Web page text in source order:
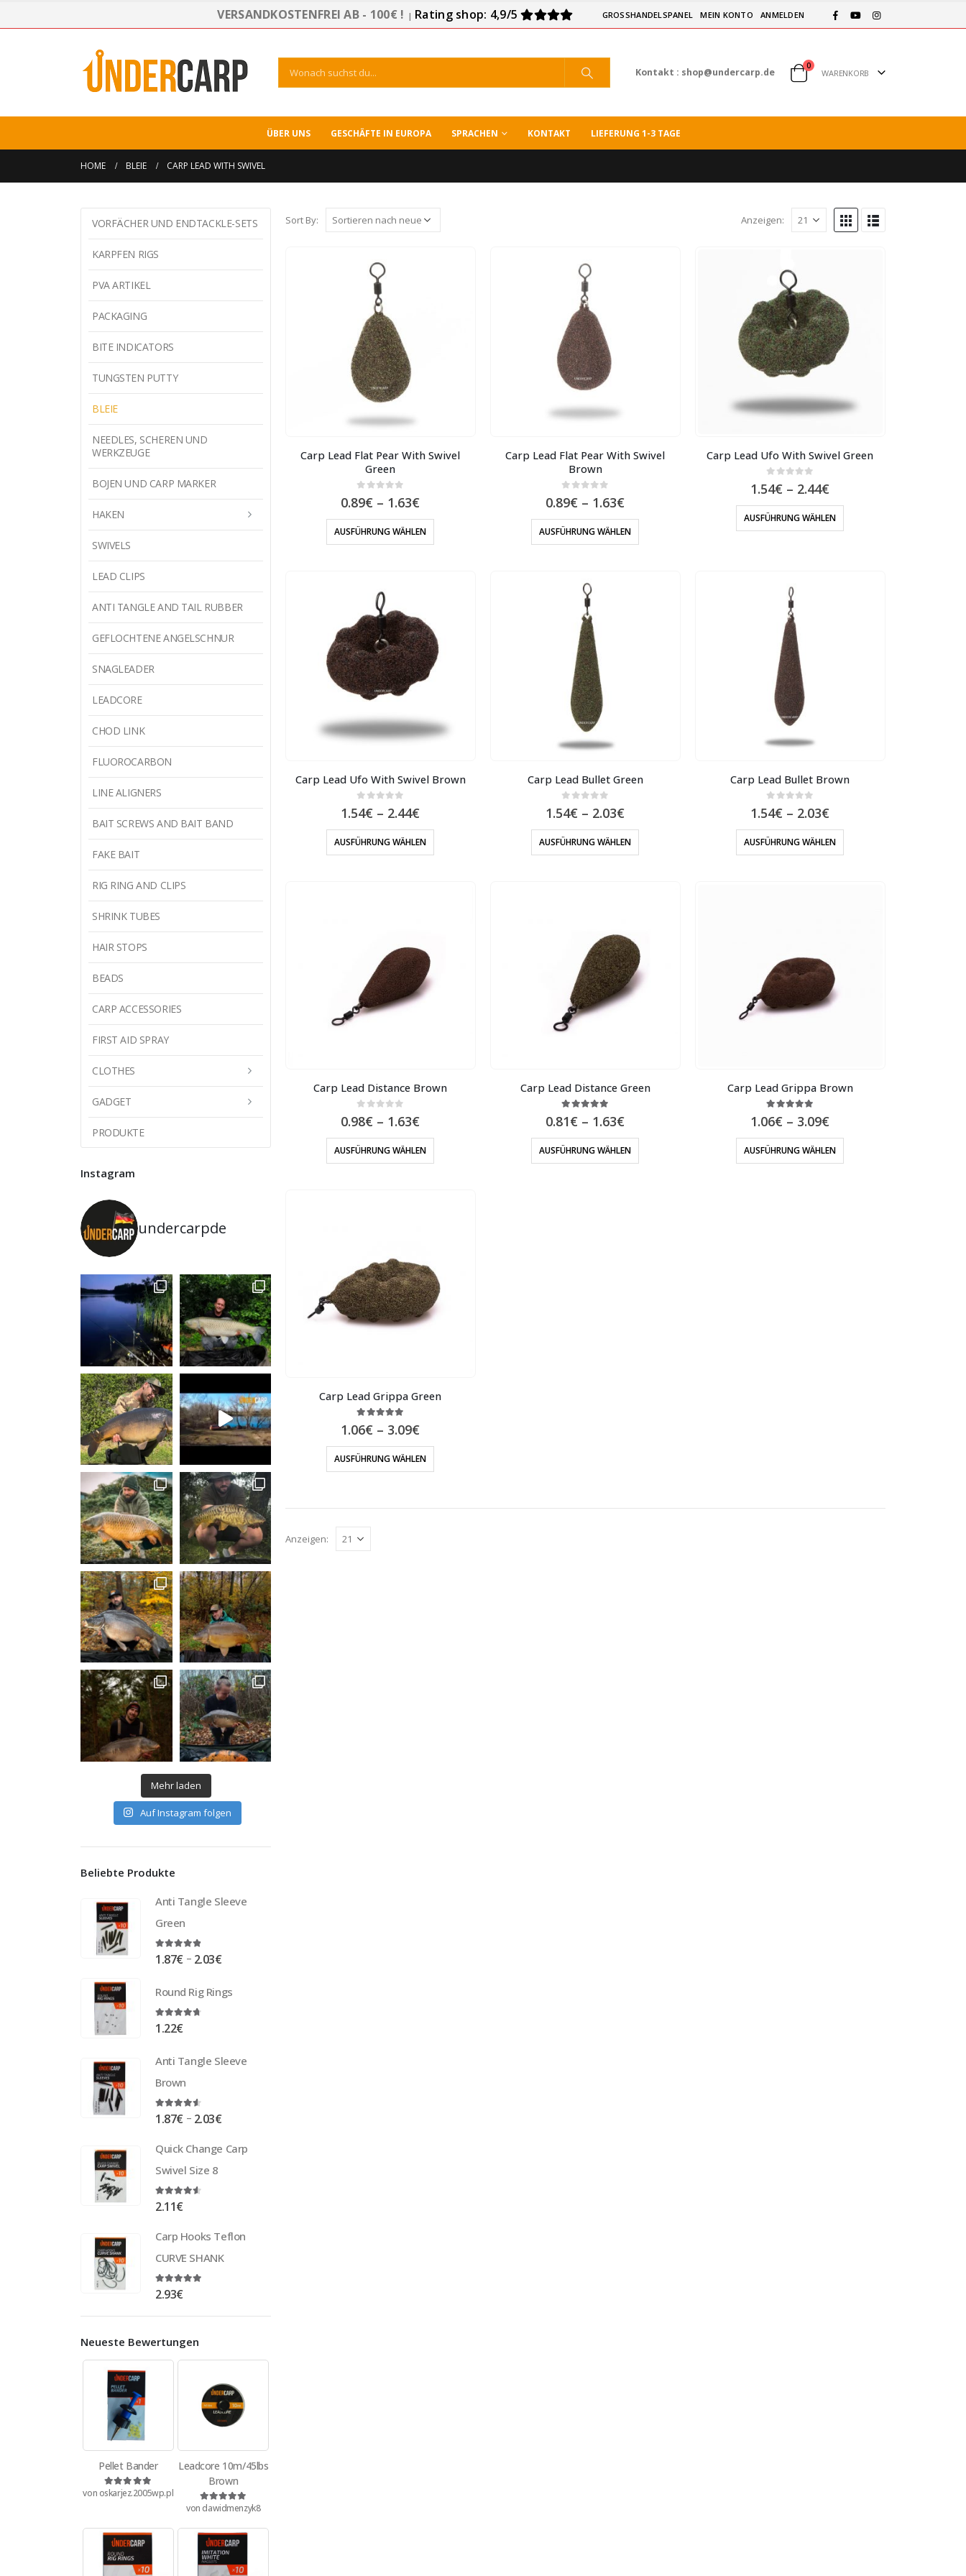
VERSANDKOSTENFREI AB - 100€ ! | Rating shop: 4,9/5 GROSSHANDELSPANEL MEIN KONTO ANMELDEN
Kontakt : shop@undercarp.de
0
WARENKORB
ÜBER UNS GESCHÄFTE IN EUROPA SPRACHEN KONTAKT LIEFERUNG 1-3 TAGE
HOME BLEIE CARP LEAD WITH SWIVEL
Sort By: Anzeigen:
Carp Lead Flat Pear With Swivel
Green
0out of 5
0.89€ – 1.63€
AUSFÜHRUNG WÄHLEN
Carp Lead Flat Pear With Swivel
Brown
0out of 5
0.89€ – 1.63€
AUSFÜHRUNG WÄHLEN
Carp Lead Ufo With Swivel Green
0 out of 5
1.54€ – 2.44€
AUSFÜHRUNG WÄHLEN
Carp Lead Ufo With Swivel Brown
0 out of 5
1.54€ – 2.44€
AUSFÜHRUNG WÄHLEN
Carp Lead Bullet Green
0 out of 5
1.54€ – 2.03€
AUSFÜHRUNG WÄHLEN
Carp Lead Bullet Brown
0 out of 5
1.54€ – 2.03€
AUSFÜHRUNG WÄHLEN
Carp Lead Distance Brown
0out of 5
0.98€ – 1.63€
AUSFÜHRUNG WÄHLEN
Carp Lead Distance Green
5.00 out of 5
0.81€ – 1.63€
AUSFÜHRUNG WÄHLEN
Carp Lead Grippa Brown
5.00 out of 5
1.06€ – 3.09€
AUSFÜHRUNG WÄHLEN
Carp Lead Grippa Green
5.00 out of 5
1.06€ – 3.09€
AUSFÜHRUNG WÄHLEN
Anzeigen:
VORFÄCHER UND ENDTACKLE-SETS
KARPFEN RIGS
PVA ARTIKEL
PACKAGING
BITE INDICATORS
TUNGSTEN PUTTY
BLEIE
NEEDLES, SCHEREN UND
WERKZEUGE
BOJEN UND CARP MARKER
HAKEN
SWIVELS
LEAD CLIPS
ANTI TANGLE AND TAIL RUBBER
GEFLOCHTENE ANGELSCHNUR
SNAGLEADER
LEADCORE
CHOD LINK
FLUOROCARBON
LINE ALIGNERS
BAIT SCREWS AND BAIT BAND
FAKE BAIT
RIG RING AND CLIPS
SHRINK TUBES
HAIR STOPS
BEADS
CARP ACCESSORIES
FIRST AID SPRAY
CLOTHES
GADGET
PRODUKTE
Instagram
undercarpde
Mehr laden
Auf Instagram folgen
Beliebte Produkte
Anti Tangle Sleeve
Green
4.75out of 5
1.87€– 2.03€
Round Rig Rings
4.63out of 5
1.22€
Anti Tangle Sleeve
Brown
4.50out of 5
1.87€– 2.03€
Quick Change Carp
Swivel Size 8
4.50out of 5
2.11€
Carp Hooks Teflon
CURVE SHANK
4.88out of 5
2.93€
Neueste Bewertungen
Pellet Bander
Bewertet mit5von 5
von oskarjez.2005wp.pl
Leadcore 10m/45lbs
Brown
Bewertet mit5
von dawidmenzyk8